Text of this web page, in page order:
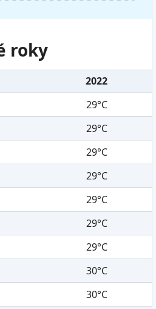
roky
2022
29°C
29°C
29°C
29°C
29°C
29°C
29°C
30°C
30°C